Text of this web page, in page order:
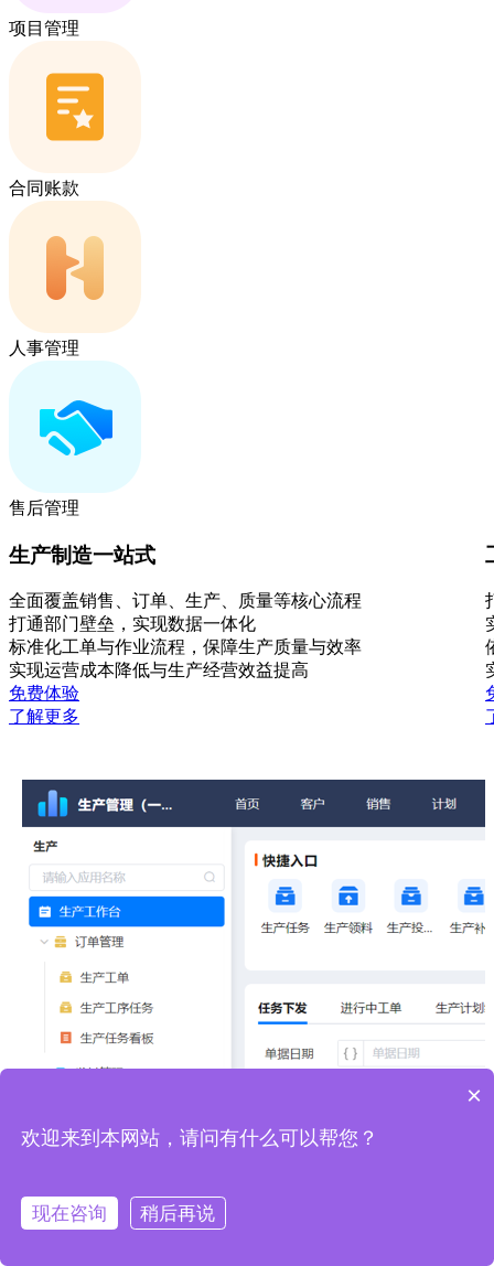
项目管理
合同账款
人事管理
售后管理
生产制造一站式
全面覆盖销售、订单、生产、质量等核心流程
打通部门壁垒，实现数据一体化
标准化工单与作业流程，保障生产质量与效率
实现运营成本降低与生产经营效益提高
免费体验
了解更多
×
欢迎来到本网站，请问有什么可以帮您？
现在咨询 稍后再说